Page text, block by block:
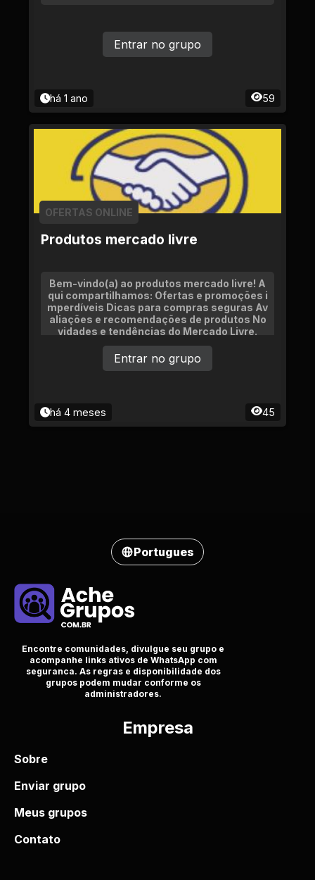
há 1 ano 59
Entrar no grupo
Produtos mercado livre
OFERTAS ONLINE
Bem-vindo(a) ao produtos mercado livre! A
qui compartilhamos: Ofertas e promoções i
mperdíveis Dicas para compras seguras Av
aliações e recomendações de produtos No
vidades e tendências do Mercado Livre.
há 4 meses 45
Entrar no grupo
Portugues
Encontre comunidades, divulgue seu grupo e
acompanhe links ativos de WhatsApp com
seguranca. As regras e disponibilidade dos
grupos podem mudar conforme os
administradores.
Empresa
Sobre
Enviar grupo
Meus grupos
Contato